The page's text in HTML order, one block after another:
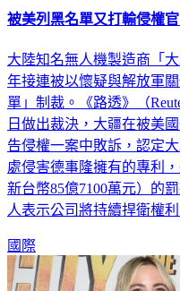
被美列黑名單又打輸侵權
大陸知名無人機製造商「
年接連被以懷疑與解放軍
單」制裁。《路透》（
日做出裁決，大疆在被美
告侵權一案中敗訴，認定
處侵害德事隆擁有的專利
新台幣85億7100萬元）的
人表示公司將持續捍衛權利
國際